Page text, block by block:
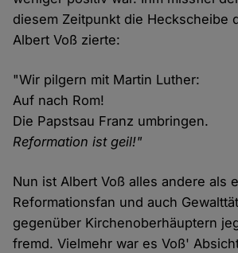
diesem Zeitpunkt die Heckscheibe
Albert Voß zierte:
"Wir pilgern mit Martin Luther:
Auf nach Rom!
Die Papstsau Franz umbringen.
Reformation ist geil!"
Nun ist Albert Voß alles andere als
Reformationsfan und auch
gegenüber Kirchenoberhäuptern
fremd. Vielmehr war es Voß'